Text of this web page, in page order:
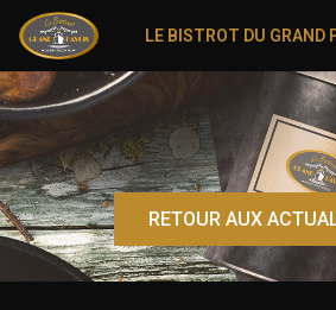
LE BISTROT DU GRAND
RETOUR AUX